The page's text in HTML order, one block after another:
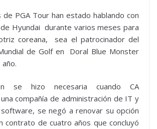
PGA Tour han estado hablando con
Hyundai durante varios meses para
coreana, sea el patrocinador del
de Golf en Doral Blue Monster
se hizo necesaria cuando CA
compañía de administración de IT y
se negó a renovar su opción
contrato de cuatro años que concluyó